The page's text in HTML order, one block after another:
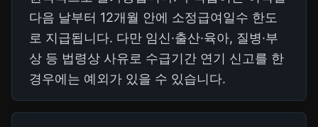
다음 날부터 12개월 안에 소정급여일수 한도
로 지급됩니다. 다만 임신·출산·육아, 질병·부
상 등 법령상 사유로 수급기간 연기 신고를 한
경우에는 예외가 있을 수 있습니다.